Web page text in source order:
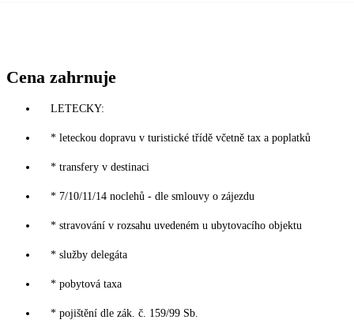
Cena zahrnuje
LETECKY:
* leteckou dopravu v turistické třídě včetně tax a poplatků
* transfery v destinaci
* 7/10/11/14 noclehů - dle smlouvy o zájezdu
* stravování v rozsahu uvedeném u ubytovacího objektu
* služby delegáta
* pobytová taxa
* pojištění dle zák. č. 159/99 Sb.